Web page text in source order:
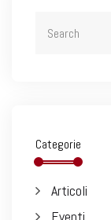
Categorie
Articoli
Eventi